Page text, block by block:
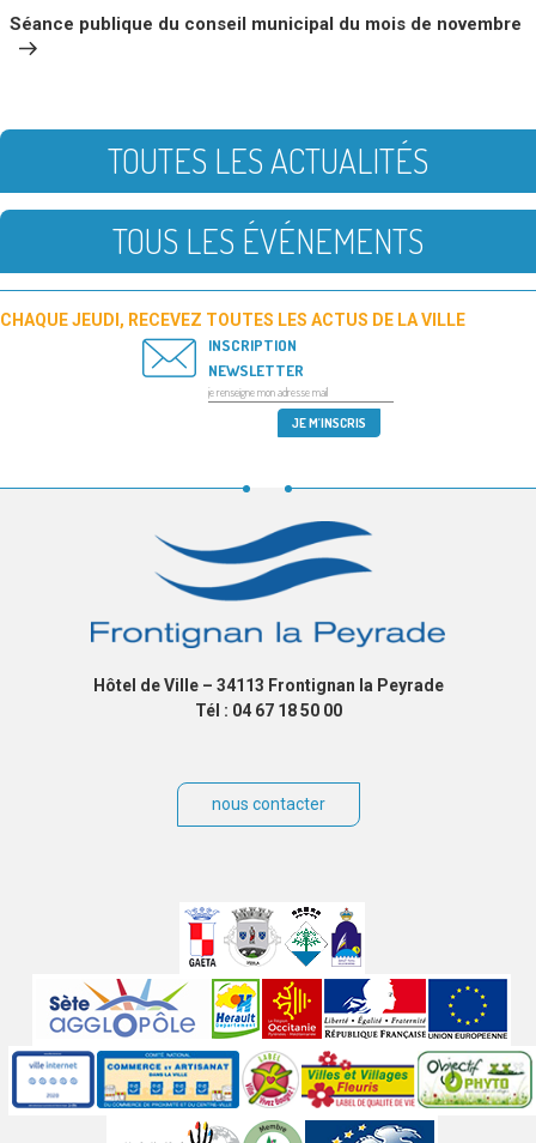
Séance publique du conseil municipal du mois de novembre
TOUTES LES ACTUALITÉS
TOUS LES ÉVÉNEMENTS
CHAQUE JEUDI, RECEVEZ TOUTES LES ACTUS DE LA VILLE
INSCRIPTION
NEWSLETTER
Hôtel de Ville – 34113 Frontignan la Peyrade
Tél : 04 67 18 50 00
nous contacter
partenaires
Labels